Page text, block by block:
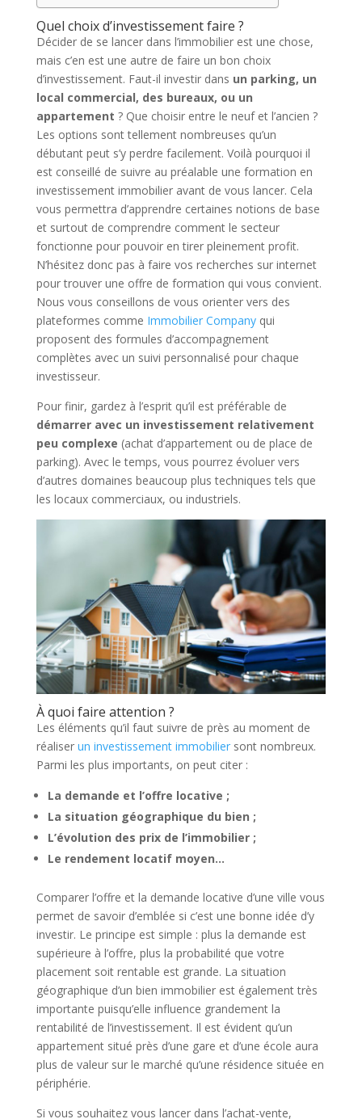
Quel choix d’investissement faire ?
Décider de se lancer dans l’immobilier est une chose,
mais c’en est une autre de faire un bon choix
d’investissement. Faut-il investir dans un parking, un
local commercial, des bureaux, ou un
appartement ? Que choisir entre le neuf et l’ancien ?
Les options sont tellement nombreuses qu’un
débutant peut s’y perdre facilement. Voilà pourquoi il
est conseillé de suivre au préalable une formation en
investissement immobilier avant de vous lancer. Cela
vous permettra d’apprendre certaines notions de base
et surtout de comprendre comment le secteur
fonctionne pour pouvoir en tirer pleinement profit.
N’hésitez donc pas à faire vos recherches sur internet
pour trouver une offre de formation qui vous convient.
Nous vous conseillons de vous orienter vers des
plateformes comme Immobilier Companyqui
proposent des formules d’accompagnement
complètes avec un suivi personnalisé pour chaque
investisseur.
Pour finir, gardez à l’esprit qu’il est préférable de
démarrer avec un investissement relativement
peu complexe (achat d’appartement ou de place de
parking). Avec le temps, vous pourrez évoluer vers
d’autres domaines beaucoup plus techniques tels que
les locaux commerciaux, ou industriels.
À quoi faire attention ?
Les éléments qu’il faut suivre de près au moment de
réaliser un investissement immobiliersont nombreux.
Parmi les plus importants, on peut citer :
La demande et l’offre locative ;
La situation géographique du bien ;
L’évolution des prix de l’immobilier ;
Le rendement locatif moyen…
Comparer l’offre et la demande locative d’une ville vous
permet de savoir d’emblée si c’est une bonne idée d’y
investir. Le principe est simple : plus la demande est
supérieure à l’offre, plus la probabilité que votre
placement soit rentable est grande. La situation
géographique d’un bien immobilier est également très
importante puisqu’elle influence grandement la
rentabilité de l’investissement. Il est évident qu’un
appartement situé près d’une gare et d’une école aura
plus de valeur sur le marché qu’une résidence située en
périphérie.
Si vous souhaitez vous lancer dans l’achat-vente,